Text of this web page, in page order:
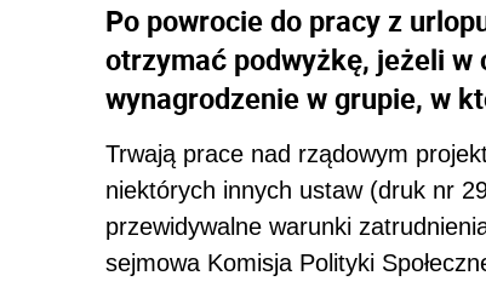
Po powrocie do pracy z
otrzymać podwyżkę, jeżeli w
wynagrodzenie w grupie, w
Trwają prace nad rządowym
niektórych innych ustaw (druk nr
przewidywalne warunki
sejmowa Komisja Polityki